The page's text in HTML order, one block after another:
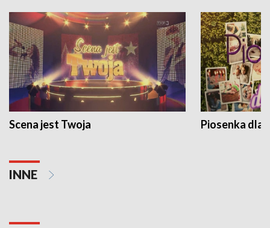
Scena jest Twoja Piosenka dla
INNE